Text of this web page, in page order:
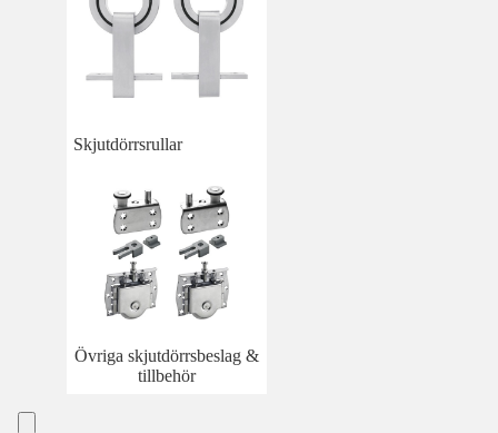
Skjutdörrsrullar
Övriga skjutdörrsbeslag &
tillbehör